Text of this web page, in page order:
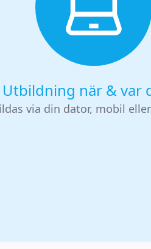
Utbildning när & var
via din dator, mobil